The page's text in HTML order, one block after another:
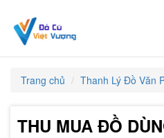
Trang chủ
Thanh Lý Đồ Văn
THU MUA ĐỒ